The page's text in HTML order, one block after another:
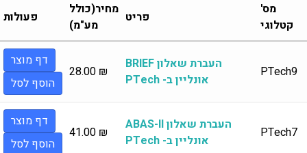
מס'
קטלוגי
פריט מחיר(כולל
מע"מ)
פעולות
PTech9
העברת שאלון BRIEF
אונליין ב- PTech
28.00 ₪
דף מוצר
הוסף לסל
PTech7
העברת שאלון ABAS-II
אונליין ב- PTech
41.00 ₪
דף מוצר
הוסף לסל